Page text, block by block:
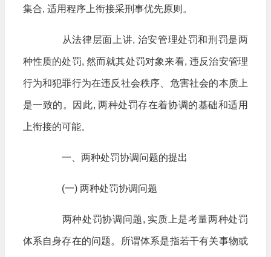
集合, 适用程序上衔接采刑事优先原则。
从法律层面上讲, 治安管理处罚和刑罚是两
种性质的处罚, 然而就其处罚对象来看, 违反治安管理
行为和犯罪行为在违反社会秩序、危害社会的本质上
是一致的。因此, 两种处罚存在着协调的基础和适用
上衔接的可能。
一、两种处罚协调问题的提出
(一) 两种处罚协调问题
两种处罚协调问题, 实质上是考量两种处罚
体系自身存在的问题。所谓体系是指若干有关事物或